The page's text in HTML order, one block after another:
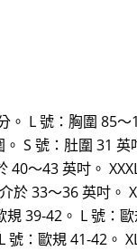
。 L 號：胸圍 85～
S 號：肚圍 31 英
40～43 英吋。
於 33～36 英吋。
39-42。 L 號：
號：歐規 41-42。